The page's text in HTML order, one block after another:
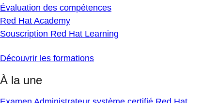
Évaluation des compétences
Red Hat Academy
Souscription Red Hat Learning
Découvrir les formations
À la une